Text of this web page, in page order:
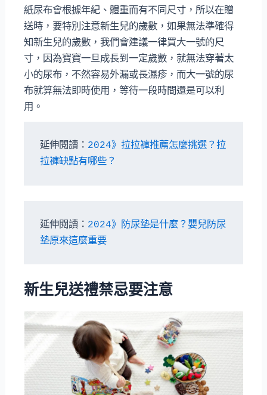
紙尿布會根據年紀、體重而有不同尺寸，所以在贈
送時，要特別注意新生兒的歲數，如果無法準確得
知新生兒的歲數，我們會建議一律買大一號的尺
寸，因為寶寶一旦成長到一定歲數，就無法穿著太
小的尿布，不然容易外漏或長濕疹，而大一號的尿
布就算無法即時使用，等待一段時間還是可以利
用。
延伸閱讀： 2024》拉拉褲推薦怎麼挑選？拉
拉褲缺點有哪些？
延伸閱讀： 2024》防尿墊是什麼？嬰兒防尿
墊原來這麼重要
新生兒送禮禁忌要注意